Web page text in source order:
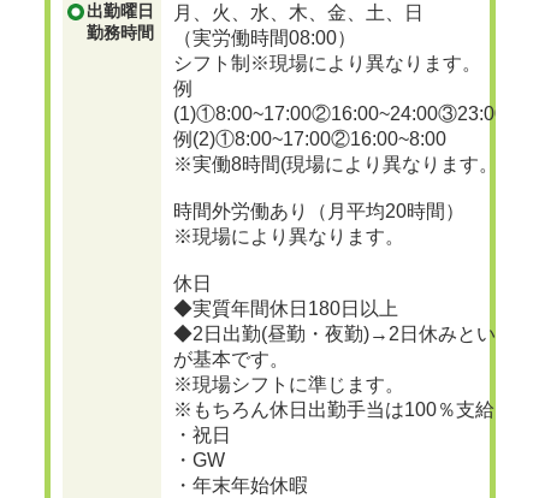
出勤曜日
勤務時間
月、火、水、木、金、土、日
（実労働時間08:00）
シフト制※現場により異なります。
例
例(2)①8:00~17:00②16:00~8:00
※実働8時間(現場により異なります。)
時間外労働あり（月平均20時間）
※現場により異なります。
休日
◆実質年間休日180日以上
◆2日出勤(昼勤・夜勤)→2日休みという働
が基本です。
※現場シフトに準じます。
※もちろん休日出勤手当は100％支給しま
・祝日
・GW
・年末年始休暇